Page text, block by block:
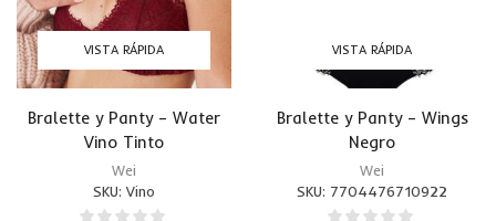
VISTA RÁPIDA
Bralette y Panty – Water
Vino Tinto
Wei
SKU: Vino
VISTA RÁPIDA
Bralette y Panty – Wings
Negro
Wei
SKU: 7704476710922